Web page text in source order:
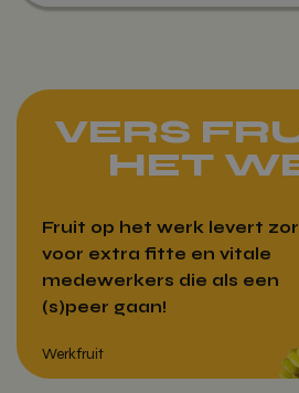
VERS
HET
Fruit op het werk levert
voor extra fitte en vitale
medewerkers die als een
(s)peer gaan!